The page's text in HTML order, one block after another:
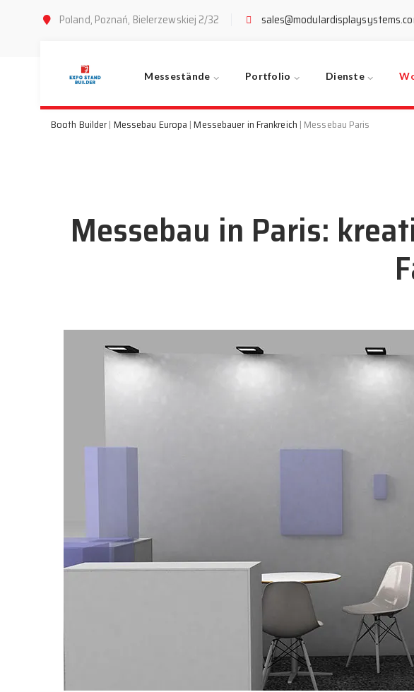
Poland, Poznań, Bielerzewskiej 2/32
Messestände Portfolio Dienste
Booth Builder| Messebau Europa |Messebauer in Frankreich | Messebau Paris
Messebau in Paris: